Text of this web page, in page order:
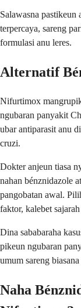
Salawasna
terpercaya, sareng
formulasi anu leres.
Alternatif
Nifurtimox
ngubaran panyakit
ubar antiparasit anu
cruzi.
Dokter anjeun tiasa
nahan bénznidazole
pangobatan awal.
faktor, kalebet
Dina sababaraha
pikeun ngubaran
umum sareng
Naha